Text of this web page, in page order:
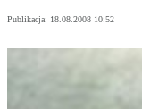
Publikacja: 18.08.2008 10:52